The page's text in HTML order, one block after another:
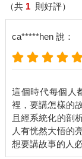
文章或比較聳動的
因此，判斷一個故
中二者其一。然
非常羶腥色才行。
多種辦法，都能
動和電子競技，
人難及的奇觀，
事，但是可以投
有價的東西。而
強大故事的基本條
（共 1 則好評）
ca*****hen 說：
這個時代每個人
裡，要講怎樣的
且經系統化的剖
人有恍然大悟的